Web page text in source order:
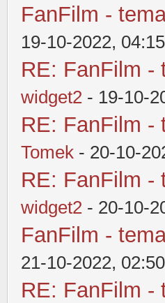
FanFilm -
19-10-2022,
RE: FanFilm -
widget2 - 19-10-
RE: FanFilm -
Tomek - 20-10-
RE: FanFilm -
widget2 - 20-10-
FanFilm -
21-10-2022,
RE: FanFilm -